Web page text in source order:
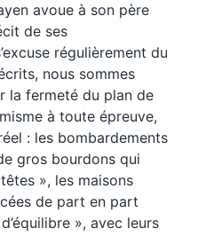
avoue à son père
de ses
régulièrement du
nous sommes
la fermeté du plan de
à toute épreuve,
: les bombardements
gros bourdons qui
», les maisons
de part en part
», avec leurs